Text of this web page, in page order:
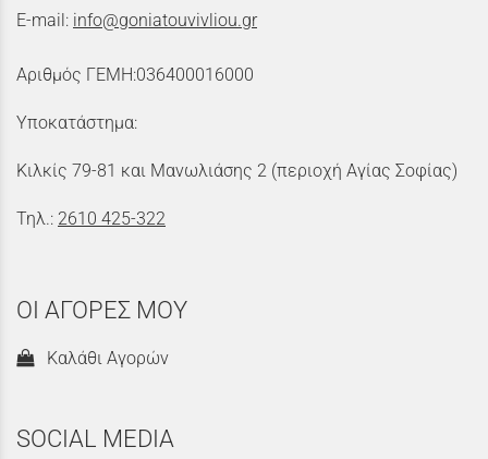
E-mail: info@goniatouvivliou.gr
Αριθμός ΓΕΜΗ:036400016000
Υποκατάστημα:
Κιλκίς 79-81 και Μανωλιάσης 2 (περιοχή Αγίας Σοφίας)
Τηλ.: 2610 425-322
ΟΙ ΑΓΟΡΕΣ ΜΟΥ
Καλάθι Αγορών
SOCIAL MEDIA